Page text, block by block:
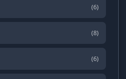
(6)
(8)
(6)